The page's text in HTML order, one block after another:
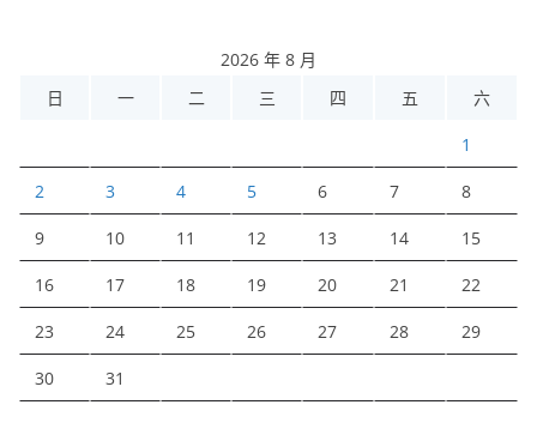
2026 年 8 月
日
一 二 三 四 五 六
1
2 3 4 5 6 7 8
9 10 11 12 13 14 15
16 17 18 19 20 21 22
23 24 25 26 27 28 29
30 31